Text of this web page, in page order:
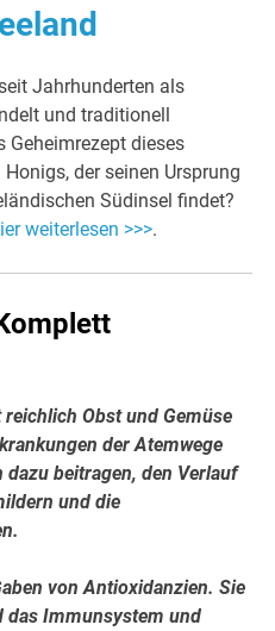
Jahrhunderten als
und traditionell
Geheimrezept dieses
der seinen Ursprung
Südinsel findet?
weiterlesen >>>.
Obst und Gemüse
der Atemwege
beitragen, den Verlauf
und die
von Antioxidanzien. Sie
das Immunsystem und